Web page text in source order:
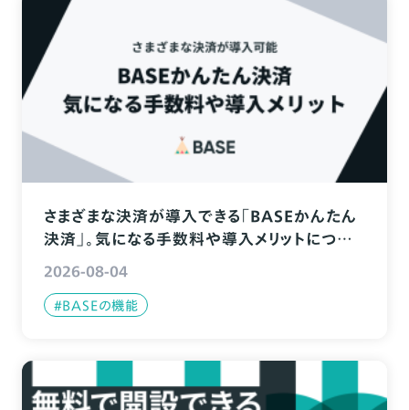
さまざまな決済が導入できる「BASEかんたん
決済」。気になる手数料や導入メリットについ
て解説
2026-08-04
#BASEの機能